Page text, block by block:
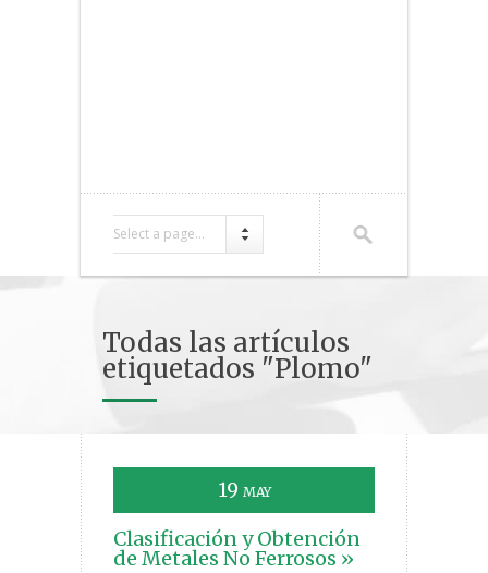
Select a page...
Todas las artículos
etiquetados "Plomo"
19 MAY
Clasificación y Obtención
de Metales No Ferrosos »